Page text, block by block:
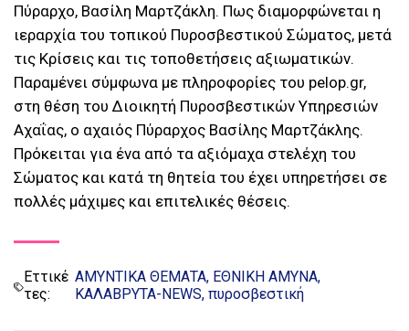
Πύραρχο, Βασίλη Μαρτζάκλη. Πως διαμορφώνεται η
ιεραρχία του τοπικού Πυροσβεστικού Σώματος, μετά
τις Κρίσεις και τις τοποθετήσεις αξιωματικών.
Παραμένει σύμφωνα με πληροφορίες του pelop.gr,
στη θέση του Διοικητή Πυροσβεστικών Υπηρεσιών
Αχαΐας, ο αχαιός Πύραρχος Βασίλης Μαρτζάκλης.
Πρόκειται για ένα από τα αξιόμαχα στελέχη του
Σώματος και κατά τη θητεία του έχει υπηρετήσει σε
πολλές μάχιμες και επιτελικές θέσεις.
Εττικέ
τες:
ΑΜΥΝΤΙΚΑ ΘΕΜΑΤΑ ΕΘΝΙΚΗ ΑΜΥΝΑ
ΚΑΛΑΒΡΥΤΑ-NEWS πυροσβεστική